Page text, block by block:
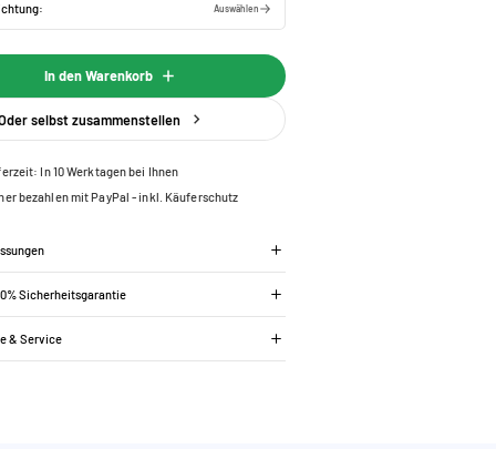
Auswählen
In den Warenkorb
selbst zusammenstellen
In 10 Werktagen bei Ihnen
bezahlen mit PayPal - inkl. Käuferschutz
Sicherheitsgarantie
& Service